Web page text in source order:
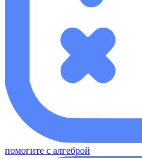
помогите с алгеброй